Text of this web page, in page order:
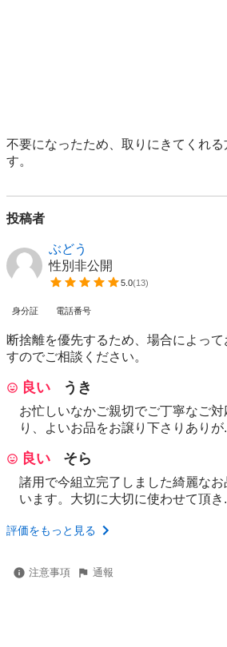
不要になったため、取りにきてくれる
す。
投稿者
ぶどう
性別非公開
5.0(13)
身分証 電話番号
断捨離を優先するため、場合によっ
すのでご相談ください。
良い うき
お忙しいなかご親切でご丁寧なご
り、よいお品をお譲り下さりありが
良い そら
諸用で今組立完了しました綺麗な
います。大切に大切に使わせて頂き
評価をもっと見る
注意事項 通報